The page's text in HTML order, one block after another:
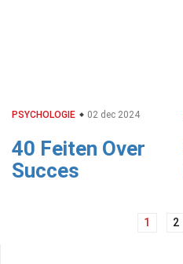
PSYCHOLOGIE 02 dec 2024
40 Feiten Over
Succes
Berichtnavigatie
1 2